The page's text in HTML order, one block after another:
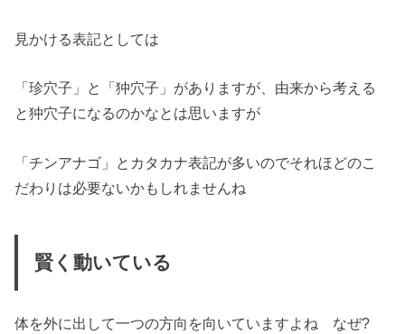
見かける表記としては
「珍穴子」と「狆穴子」がありますが、由来から考える
と狆穴子になるのかなとは思いますが
「チンアナゴ」とカタカナ表記が多いのでそれほどのこ
だわりは必要ないかもしれませんね
賢く動いている
体を外に出して一つの方向を向いていますよね なぜ?